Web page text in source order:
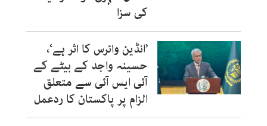
کی سزا
’انڈین وائرس کا اثر ہے‘،
حسینہ واجد کے بیٹے کے
آئی ایس آئی سے متعلق
الزام پر پاکستان کا ردعمل